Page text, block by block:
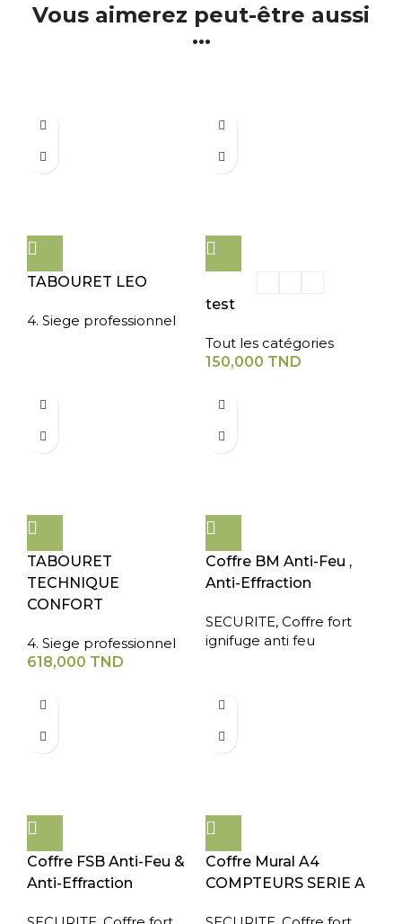
Vous aimerez peut-être aussi
...
TABOURET LEO
4. Siege professionnel
test
Tout les catégories
150,000 TND
TABOURET
TECHNIQUE
CONFORT
4. Siege professionnel
618,000 TND
Coffre BM Anti-Feu ,
Anti-Effraction
SECURITE, Coffre fort
ignifuge anti feu
Coffre FSB Anti-Feu &
Anti-Effraction
Coffre Mural A4
COMPTEURS SERIE A